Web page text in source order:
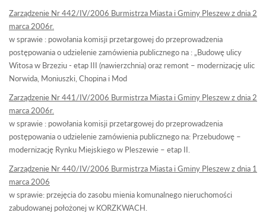
Zarządzenie Nr 442/IV/2006 Burmistrza Miasta i Gminy Pleszew z dnia 2
marca 2006r.
w sprawie : powołania komisji przetargowej do przeprowadzenia
postępowania o udzielenie zamówienia publicznego na : „Budowę ulicy
Witosa w Brzeziu - etap III (nawierzchnia) oraz remont – modernizację ulic
Norwida, Moniuszki, Chopina i Mod
Zarządzenie Nr 441/IV/2006 Burmistrza Miasta i Gminy Pleszew z dnia 2
marca 2006r.
w sprawie : powołania komisji przetargowej do przeprowadzenia
postępowania o udzielenie zamówienia publicznego na: Przebudowę –
modernizację Rynku Miejskiego w Pleszewie – etap II.
Zarządzenie Nr 440/IV/2006 Burmistrza Miasta i Gminy Pleszew z dnia 1
marca 2006
w sprawie: przejęcia do zasobu mienia komunalnego nieruchomości
zabudowanej położonej w KORZKWACH.